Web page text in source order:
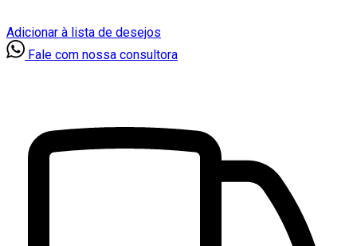
Adicionar à lista de desejos
Fale com nossa consultora